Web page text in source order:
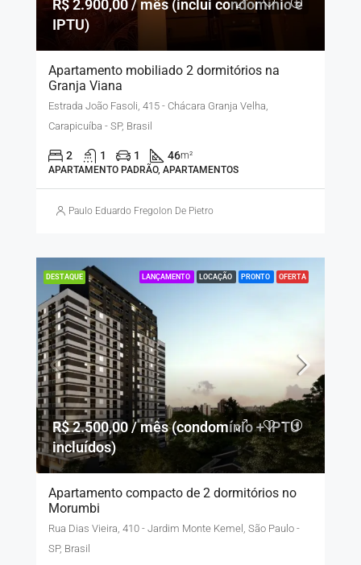
R$ 2.900,00 / mês (inclui condomínio e
IPTU)
Apartamento mobiliado 2 dormitórios na
Granja Viana
Estrada João Fasoli, 415 - Chácara Granja Velha,
Carapicuíba - SP, Brasil
2 1 1 46m²
APARTAMENTO PADRÃO, APARTAMENTOS
Paulo Eduardo Fregolon De Pietro
DESTAQUE LANÇAMENTO LOCAÇÃO PRONTO OFERTA
R$ 2.500,00 / mês (condomínio + IPTU
incluídos)
Apartamento compacto de 2 dormitórios no
Morumbi
Rua Dias Vieira, 410 - Jardim Monte Kemel, São Paulo -
SP, Brasil